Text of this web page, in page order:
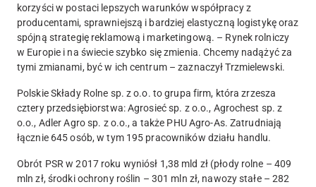
korzyści w postaci lepszych warunków współpracy z
producentami, sprawniejszą i bardziej elastyczną logistykę oraz
spójną strategię reklamową i marketingową. – Rynek rolniczy
w Europie i na świecie szybko się zmienia. Chcemy nadążyć za
tymi zmianami, być w ich centrum – zaznaczył Trzmielewski.
Polskie Składy Rolne sp. z o.o. to grupa firm, która zrzesza
cztery przedsiębiorstwa: Agrosieć sp. z o.o., Agrochest sp. z
o.o., Adler Agro sp. z o.o., a także PHU Agro-As. Zatrudniają
łącznie 645 osób, w tym 195 pracowników działu handlu.
Obrót PSR w 2017 roku wyniósł 1,38 mld zł (płody rolne – 409
mln zł, środki ochrony roślin – 301 mln zł, nawozy stałe – 282